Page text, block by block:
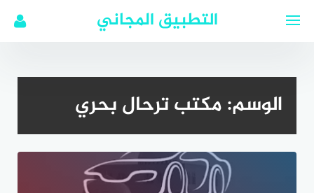
التطبيق المجاني
الوسم:مكتب ترحال بحري